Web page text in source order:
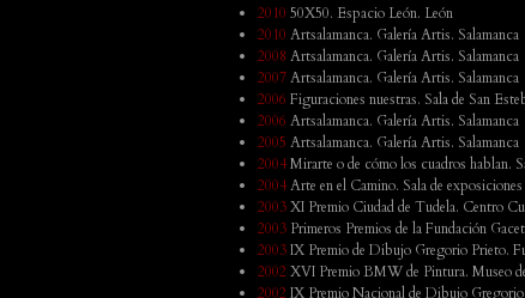
2010 50X50. Espacio León. León
2010 Artsalamanca. Galería Artis. Salamanca
2008 Artsalamanca. Galería Artis. Salamanca
2007Artsalamanca. Galería Artis. Salamanca
2006 Figuraciones nuestras. Sala de San
2006 Artsalamanca. Galería Artis. Salamanca
2005 Artsalamanca. Galería Artis. Salamanca
2004Mirarte o de cómo los cuadros hablan.
2004Arte en el Camino. Sala de
2003XI Premio Ciudad de Tudela. Centro
2003 Primeros Premios de la Fundación
2003IX Premio de Dibujo Gregorio Prieto.
2002XVI Premio BMW de Pintura. Museo
2002IX Premio Nacional de Dibujo